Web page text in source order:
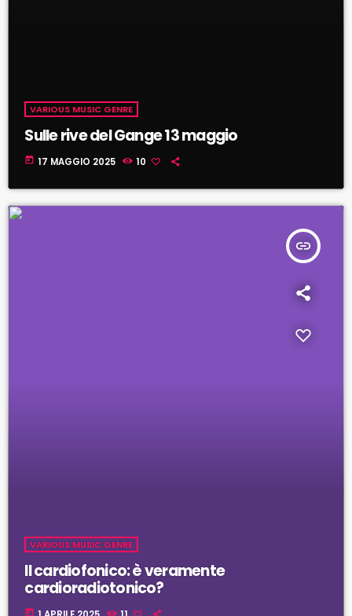
VARIOUS MUSIC GENRE
Sulle rive del Gange 13 maggio
today 17 MAGGIO 2025 10
insert_link
VARIOUS MUSIC GENRE
Il cardiofonico: è veramente
cardioradiotonico?
today